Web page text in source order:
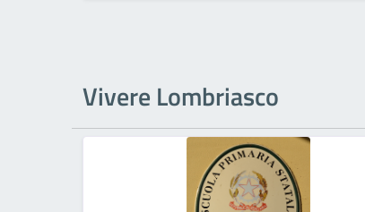
Vivere Lombriasco